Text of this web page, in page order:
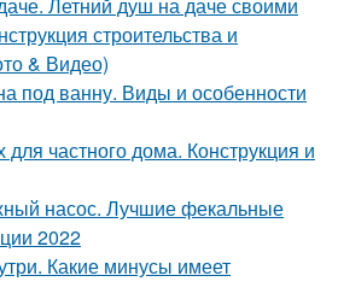
строительства и
& Видео)
под ванну. Виды и особенности
частного дома. Конструкция и
насос. Лучшие фекальные
2022
Какие минусы имеет